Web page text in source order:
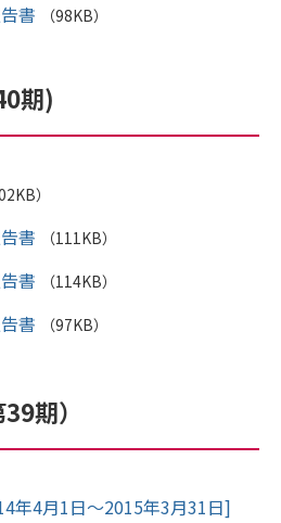
書 （98KB）
期)
）
書 （111KB）
書 （114KB）
書 （97KB）
期）
年4月1日～2015年3月31日]